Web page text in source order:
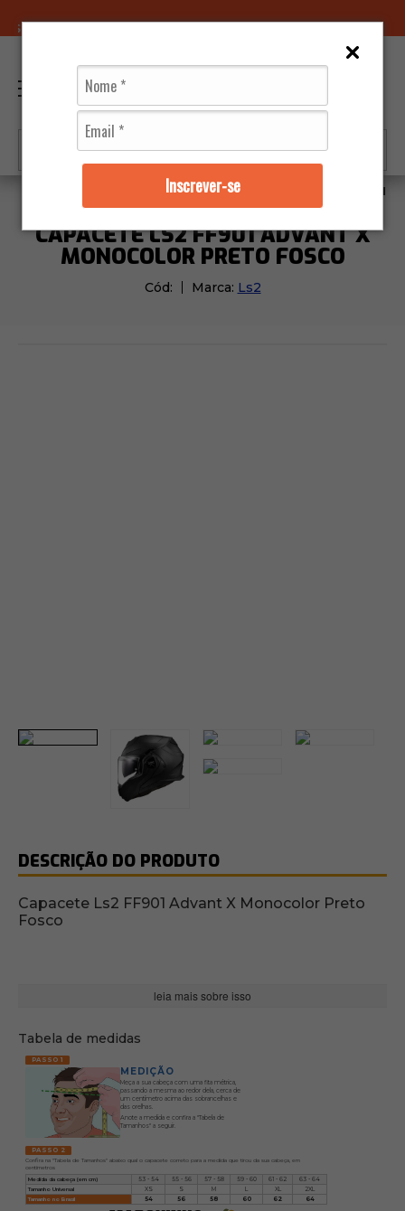
Inscrever-se
Capacete Ls2 FF901 Advant X
CAPACETE LS2 FF901 ADVANT X
MONOCOLOR PRETO FOSCO
Cód: Marca: Ls2
DESCRIÇÃO DO PRODUTO
Capacete Ls2 FF901 Advant X Monocolor Preto
Fosco
leia mais sobre isso
Tabela de medidas
PASSO 1
MEDIÇÃO
Meça a sua cabeça com uma fita métrica,
passando a mesma ao redor dela, cerca de
um centímetro acima das sobrancelhas e
das orelhas.
Anote a medida e confira a "Tabela de
Tamanhos" a seguir.
PASSO 2
Confira na "Tabela de Tamanhos" abaixo qual o capacete correto para a medida que tirou da sua cabeça, em
centímetros
Medida da cabeça (em cm)
53 - 54 55 - 56 57 - 58 59 - 60 61 - 62
63 - 64
Tamanho Universal
XS S M L XL
2XL
Tamanho no Brasil
54 56 58 60 62 64